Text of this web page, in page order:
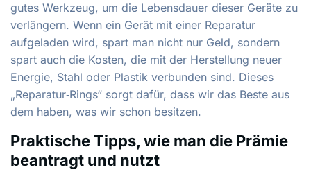
gutes Werkzeug, um die Lebensdauer dieser Geräte zu
verlängern. Wenn ein Gerät mit einer Reparatur
aufgeladen wird, spart man nicht nur Geld, sondern
spart auch die Kosten, die mit der Herstellung neuer
Energie, Stahl oder Plastik verbunden sind. Dieses
„Reparatur‑Rings“ sorgt dafür, dass wir das Beste aus
dem haben, was wir schon besitzen.
Praktische Tipps, wie man die Prämie
beantragt und nutzt